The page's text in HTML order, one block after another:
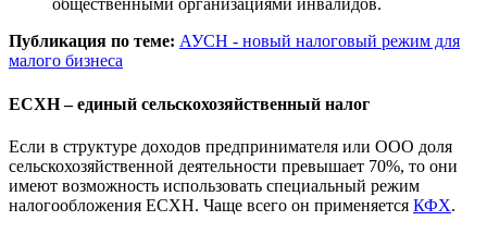
общественными организациями инвалидов.
Публикация по теме: АУСН - новый налоговый режим для
малого бизнеса
ЕСХН – единый сельскохозяйственный налог
Если в структуре доходов предпринимателя или ООО доля
сельскохозяйственной деятельности превышает 70%, то они
имеют возможность использовать специальный режим
налогообложения ЕСХН. Чаще всего он применяется КФХ.